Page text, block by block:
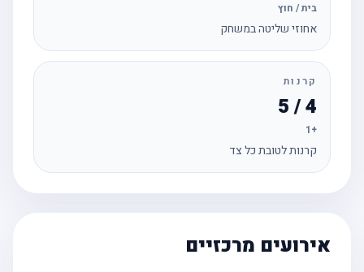
בית / חוץ
אחוזי שליטה במשחק
קרנות
קרנות לטובת כל צד
אירועים מרכזיים